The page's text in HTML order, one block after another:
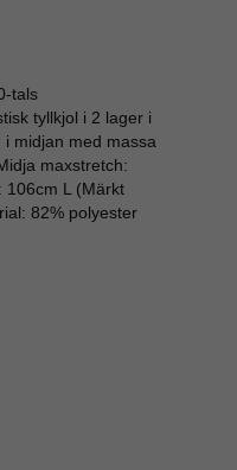
tals
tyllkjol i 2 lager i
i midjan med massa
maxstretch:
106cm L (Märkt
82% polyester